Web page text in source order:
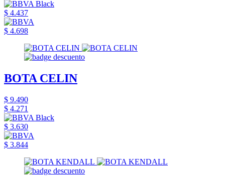
$ 4.437
$ 4.698
BOTA CELIN
$ 9.490
$ 4.271
$ 3.630
$ 3.844